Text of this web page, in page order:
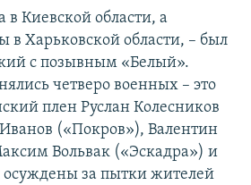
Киевской области, а
в Харьковской области, – был
с позывным «Белый».
четверо военных – это
плен Руслан Колесников
(«Покров»), Валентин
Вольвак («Эскадра») и
осуждены за пытки жителей